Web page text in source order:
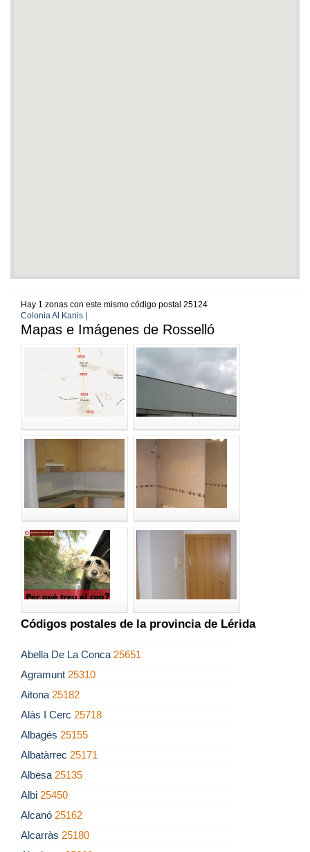
Hay 1 zonas con este mismo código postal 25124
Colonia Al Kanis |
Mapas e Imágenes de Rosselló
Códigos postales de la provincia de Lérida
Abella De La Conca 25651
Agramunt 25310
Aitona 25182
Alàs I Cerc 25718
Albagés 25155
Albatàrrec 25171
Albesa 25135
Albi 25450
Alcanó 25162
Alcarràs 25180